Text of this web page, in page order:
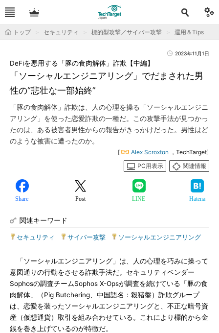
トップ セキュリティ 標的型攻撃／サイバー攻撃 運用＆Tips
2023年11月1日
「ソーシャルエンジニアリング」でだまされた男
性の“悲壮な一部始終”
DeFiを悪用する「豚の食肉解体」詐欺【中編】
「豚の食肉解体」詐欺は、人の心理を操る「ソーシャルエンジニ
アリング」を使った恋愛詐欺の一種だ。この攻撃手法が見つかっ
たのは、ある被害者男性からの報告がきっかけだった。男性はど
のような被害に遭ったのか。
[ Alex Scroxton ，TechTarget]
PC用表示
関連情報
Share Post LINE Hatena
関連キーワード
セキュリティ サイバー攻撃 ソーシャルエンジニアリング
「ソーシャルエンジニアリング」は、人の心理を巧みに操って
意図通りの行動をさせる詐欺手法だ。セキュリティベンダー
Sophosの調査チームSophos X-Opsが調査を続けている「豚の食
肉解体」（Pig Butchering、中国語名：殺猪盤）詐欺グループ
は、恋愛を装ったソーシャルエンジニアリングと、不正な暗号資
産（仮想通貨）取引を組み合わせている。これにより標的から金
銭を巻き上げているのが特徴だ。